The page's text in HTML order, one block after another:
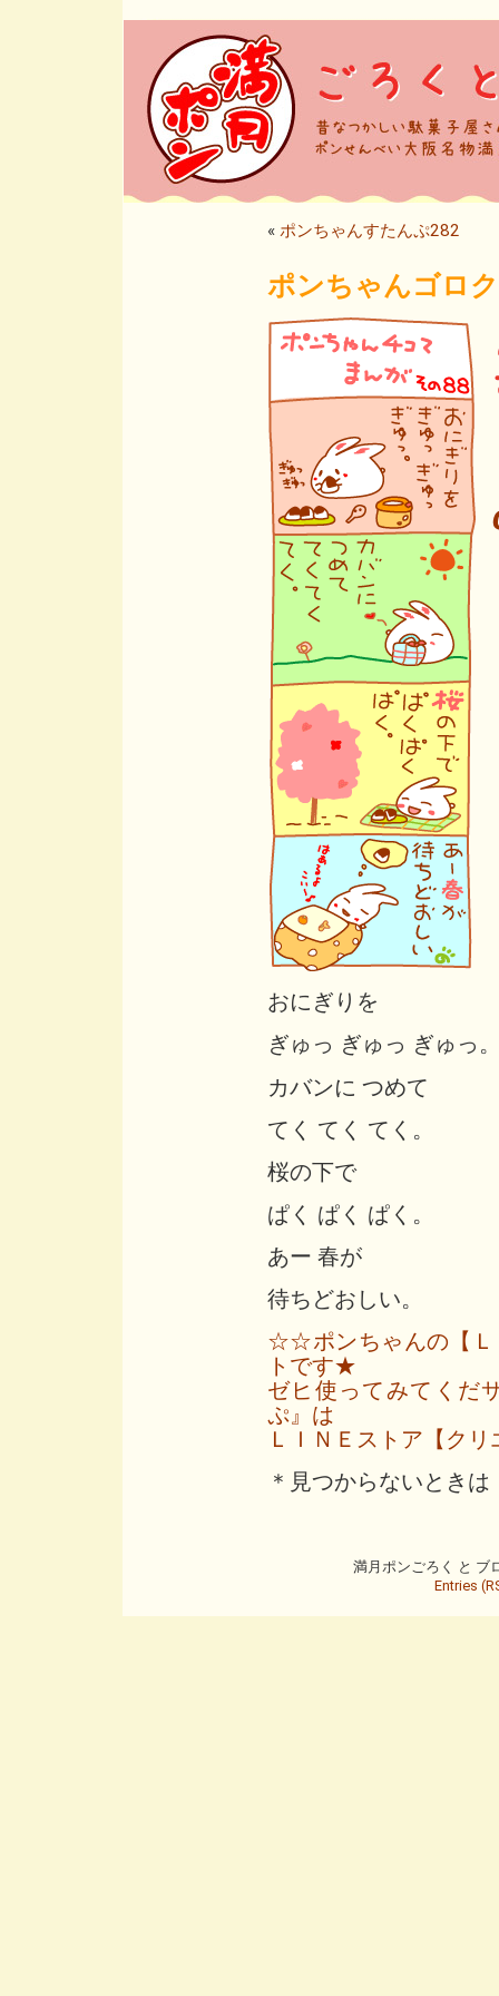
« ポンちゃんすたんぷ282
ポンちゃんゴロ
おにぎりを
ぎゅっ ぎゅっ ぎゅっ
カバンに つめて
てく てく てく。
桜の下で
ぱく ぱく ぱく。
あー 春が
待ちどおしい。
☆☆ポンちゃんの【Ｌ
トです★
ゼヒ使ってみてくだ
ぷ』は
ＬＩＮＥストア【ク
＊見つからないときは
満月ポンごろく と ブ
Entries